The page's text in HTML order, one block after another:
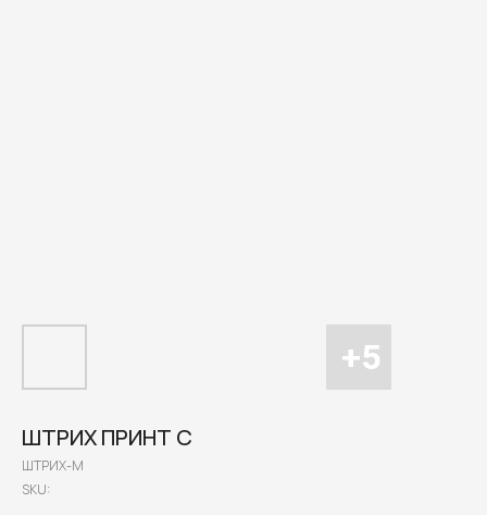
ШТРИХ ПРИНТ С
ШТРИХ-М
SKU: